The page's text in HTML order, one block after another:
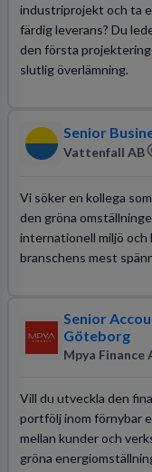
industriprojekt och ta
färdig leverans? Du
den första
slutlig överlämning.
Senior
Vattenfall AB
Vi söker en kollega
den gröna
internationell miljö och
branschens mest
Senior
Göteborg
Mpya Finance
Vill du utveckla den
portfölj inom förnybar
mellan kunder och
gröna